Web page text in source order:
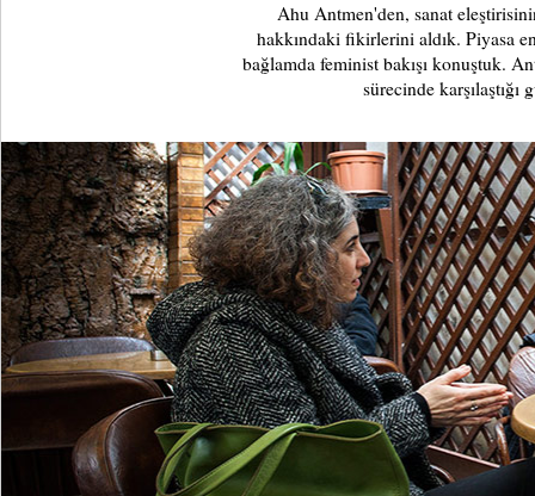
Ahu Antmen'den, sanat
hakkındaki fikirlerini aldık. Piyasa
bağlamda feminist bakışı konuştuk.
sürecinde